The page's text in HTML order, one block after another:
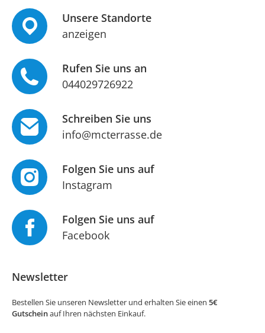
Unsere Standorte
anzeigen
Rufen Sie uns an
044029726922
Schreiben Sie uns
info@mcterrasse.de
Folgen Sie uns auf
Instagram
Folgen Sie uns auf
Facebook
Newsletter
Bestellen Sie unseren Newsletter und erhalten Sie einen 5€
Gutscheinauf Ihren nächsten Einkauf.